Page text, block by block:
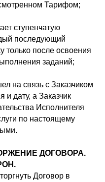
Тарифом;
ступенчатую
последующий
только после освоения
заданий;
на связь с Заказчиком
и дату, а Заказчик
Исполнителя
по настоящему
ДОГОВОРА.
Договор в